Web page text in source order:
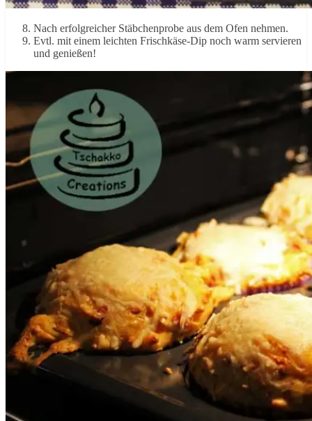
Nach erfolgreicher Stäbchenprobe aus dem Ofen nehmen.
Evtl. mit einem leichten Frischkäse-Dip noch warm servieren
und genießen!